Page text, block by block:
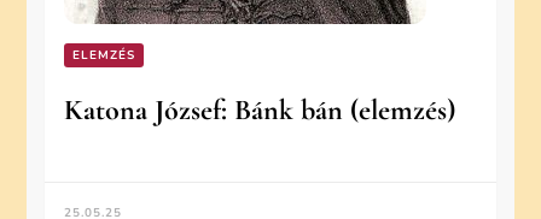
ELEMZÉS
Katona József: Bánk bán (elemzés)
25.05.25